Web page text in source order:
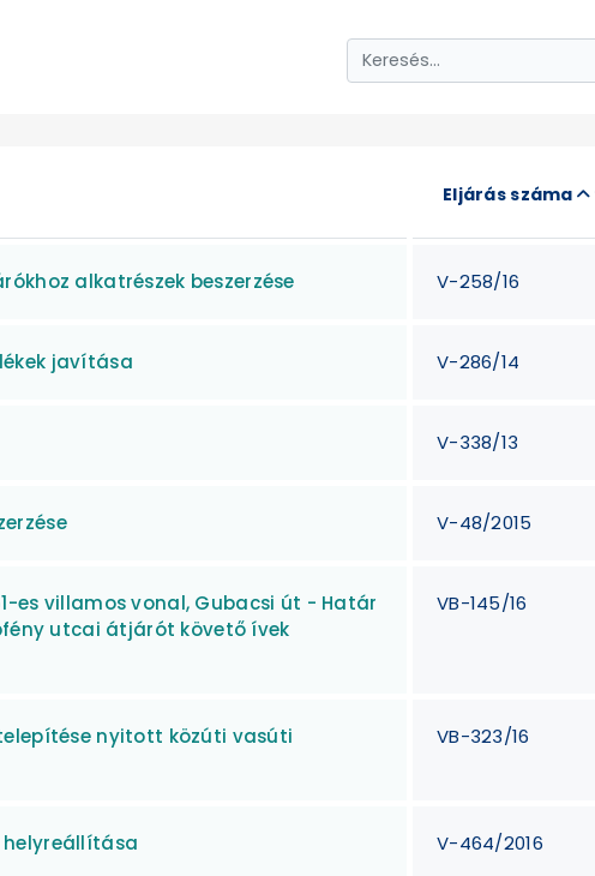
Eljárás száma
alkatrészek beszerzése V-258/16
javítása V-286/14
V-338/13
V-48/2015
es villamos vonal, Gubacsi út - Határ
utcai átjárót követő ívek
VB-145/16
telepítése nyitott közúti vasúti
VB-323/16
helyreállítása V-464/2016